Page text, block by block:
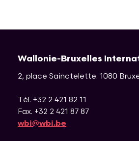
Wallonie-Bruxelles
2, place Sainctelette. 1080
Tél. +32 2 421 82 11
Fax. +32 2 421 87 87
wbi@wbi.be